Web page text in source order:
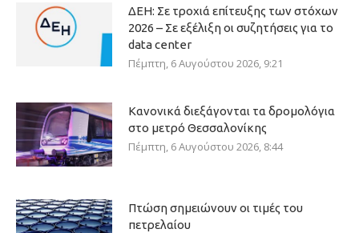
ΔΕΗ: Σε τροχιά επίτευξης των στόχων
2026 – Σε εξέλιξη οι συζητήσεις για το
data center
Πέμπτη, 6 Αυγούστου 2026, 9:21
Κανονικά διεξάγονται τα δρομολόγια
στο μετρό Θεσσαλονίκης
Πέμπτη, 6 Αυγούστου 2026, 8:44
Πτώση σημειώνουν οι τιμές του
πετρελαίου